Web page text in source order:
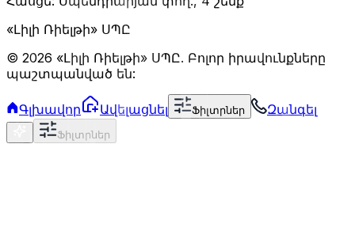
«Լիլի Ռիելթի» ՍՊԸ
© 2026 «Լիլի Ռիելթի» ՍՊԸ. Բոլոր իրավունքները
պաշտպանված են:
Գլխավոր Ավելացնել Ֆիլտրներ Զանգել
Ֆիլտրներ